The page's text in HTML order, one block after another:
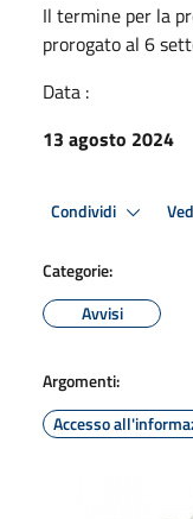
Il termine per la
prorogato al 6
Data :
13 agosto 2024
Condividi
Categorie:
Avvisi
Argomenti:
Accesso